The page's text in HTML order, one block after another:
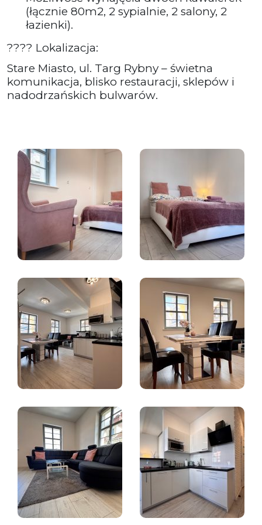
(łącznie 80m2, 2 sypialnie, 2 salony, 2
łazienki).
???? Lokalizacja:
Stare Miasto, ul. Targ Rybny – świetna
komunikacja, blisko restauracji, sklepów i
nadodrzańskich bulwarów.